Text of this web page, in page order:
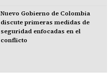
Nuevo Gobierno de Colombia
discute primeras medidas de
seguridad enfocadas en el
conflicto